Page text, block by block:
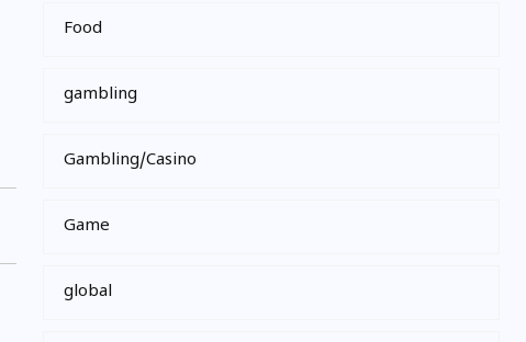
Food
gambling
Gambling/Casino
Game
global